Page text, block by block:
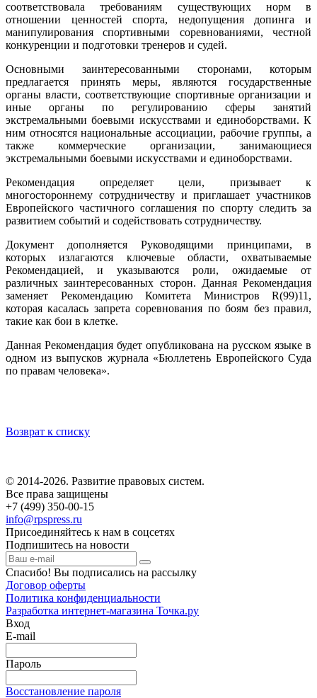
соответствовала требованиям существующих норм в
отношении ценностей спорта, недопущения допинга и
манипулирования спортивными соревнованиями, честной
конкуренции и подготовки тренеров и судей.
Основными заинтересованными сторонами, которым
предлагается принять меры, являются государственные
органы власти, соответствующие спортивные организации и
иные органы по регулированию сферы занятий
экстремальными боевыми искусствами и единоборствами. К
ним относятся национальные ассоциации, рабочие группы, а
также коммерческие организации, занимающиеся
экстремальными боевыми искусствами и единоборствами.
Рекомендация определяет цели, призывает к
многостороннему сотрудничеству и приглашает участников
Европейского частичного соглашения по спорту следить за
развитием событий и содействовать сотрудничеству.
Документ дополняется Руководящими принципами, в
которых излагаются ключевые области, охватываемые
Рекомендацией, и указываются роли, ожидаемые от
различных заинтересованных сторон. Данная Рекомендация
заменяет Рекомендацию Комитета Министров R(99)11,
которая касалась запрета соревнования по боям без правил,
такие как бои в клетке.
Данная Рекомендация будет опубликована на русском языке в
одном из выпусков журнала «Бюллетень Европейского Суда
по правам человека».
Возврат к списку
© 2014-2026. Развитие правовых систем.
Все права защищены
+7 (499) 350-00-15
info@rpspress.ru
Присоединяйтесь к нам в соцсетях
Подпишитесь на новости
Спасибо! Вы подписались на рассылку
Договор оферты
Политика конфиденциальности
Разработка интернет-магазина Точка.ру
Вход
E-mail
Пароль
Восстановление пароля